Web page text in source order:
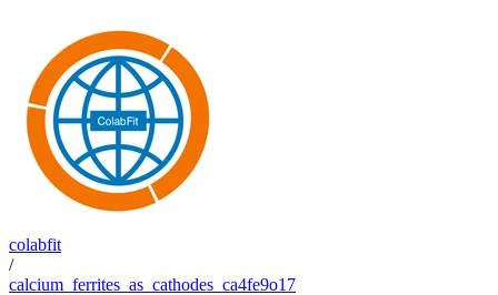
colabfit
/
calcium_ferrites_as_cathodes_ca4fe9o17